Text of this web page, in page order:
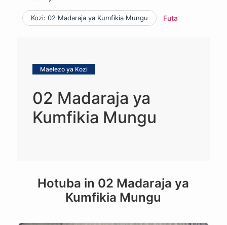
Kozi: 02 Madaraja ya Kumfikia Mungu Futa
Maelezo ya Kozi
02 Madaraja ya
Kumfikia Mungu
Hotuba in 02 Madaraja ya
Kumfikia Mungu